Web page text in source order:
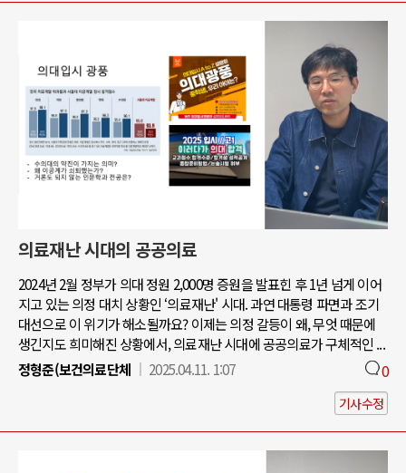
의료재난 시대의 공공의료
2024년 2월 정부가 의대 정원 2,000명 증원을 발표힌 후 1년 넘게 이어
지고 있는 의정 대치 상황인 ‘의료재난' 시대. 과연 대통령 파면과 조기
대선으로 이 위기가 해소될까요? 이제는 의정 갈등이 왜, 무엇 때문에
생긴지도 희미해진 상황에서, 의료재난 시대에 공공의료가 구체적인 ...
정형준(보건의료단체
2025.04.11. 1:07 0
기사수정